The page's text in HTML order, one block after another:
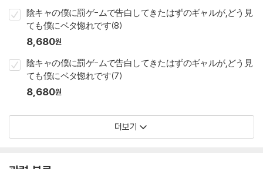
陰キャの僕に罰ゲ-ムで告白してきたはずのギャルが,どう見
ても僕にベタ惚れです(8)
8,680원
陰キャの僕に罰ゲ-ムで告白してきたはずのギャルが,どう見
ても僕にベタ惚れです(7)
8,680원
더보기